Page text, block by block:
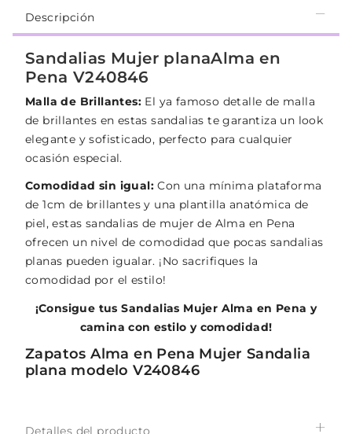
Descripción
Sandalias Mujer planaAlma en
Pena V240846
Malla de Brillantes: El ya famoso detalle de malla
de brillantes en estas sandalias te garantiza un look
elegante y sofisticado, perfecto para cualquier
ocasión especial.
Comodidad sin igual: Con una mínima plataforma
de 1cm de brillantes y una plantilla anatómica de
piel, estas sandalias de mujer de Alma en Pena
ofrecen un nivel de comodidad que pocas sandalias
planas pueden igualar. ¡No sacrifiques la
comodidad por el estilo!
¡Consigue tus Sandalias Mujer Alma en Pena y
camina con estilo y comodidad!
Zapatos Alma en Pena Mujer Sandalia
plana modelo V240846
Detalles del producto